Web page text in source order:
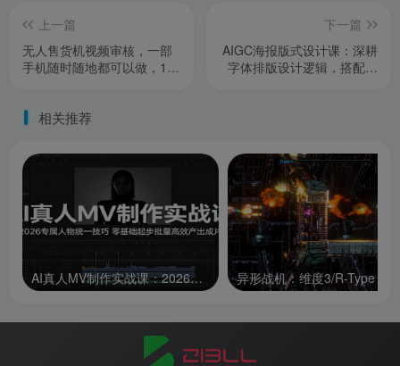
上一篇
无人售货机视频审核，一部
手机随时随地都可以做，10
下一篇
AIGC海报版式设计课：深耕
字体排版设计逻辑，搭配海
相关推荐
AI真人MV制作实战课：2026专属人物统一技巧，零基础起步批量高效产出成片